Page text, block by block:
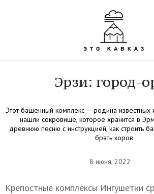
Эрзи: город-
Этот башенный комплекс — родина известных
нашли сокровище, которое хранится в
древнюю песню с инструкцией, как строить
брать коров
8 июня, 2022
Крепостные комплексы Ингушетии